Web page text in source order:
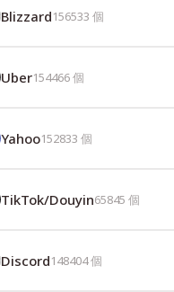
Blizzard156533 個
Uber154466個
Yahoo152833 個
TikTok/Douyin65845 個
Discord148404個